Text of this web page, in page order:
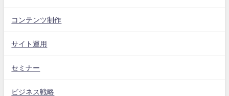
コンテンツ制作
サイト運用
セミナー
ビジネス戦略